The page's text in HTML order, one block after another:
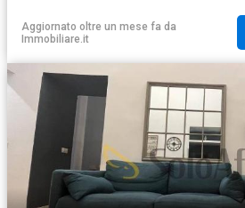
Aggiornato oltre un mese fa da
Immobiliare.it